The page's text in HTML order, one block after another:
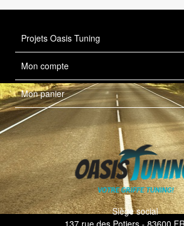
Projets Oasis Tuning
Mon compte
Mon panier
Siège social
137 rue des Potiers - 83600